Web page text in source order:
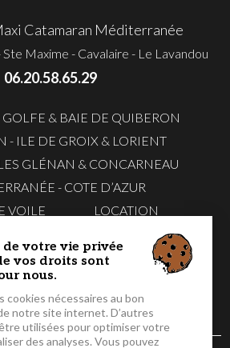
Catamaran Méditerranée
Ste Maxime - Cavalaire - Le Lavandou
06.20.58.65.29
& BAIE DE QUIBERON
- ILE DE GROIX & LORIENT
GLÉNAN & CONCARNEAU
- COTE D’AZUR
VOILE
LOCATION
TÉLÉCHARGER NOS FLYERS
RÉSERVER EN
votre vie privée
vos droits sont
nous.
cookies nécessaires au bon
notre site internet. D’autres
utilisées pour optimiser votre
des analyses. Vous pouvez